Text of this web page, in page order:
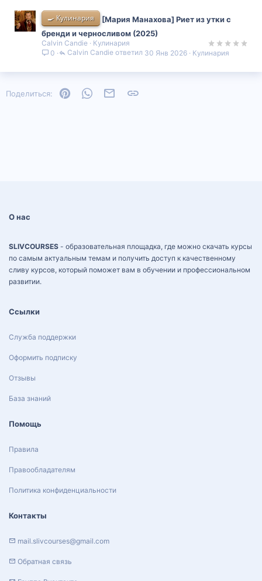
🍳 Кулинария
[Мария Манахова] Риет из утки с
бренди и черносливом (2025)
Calvin Candie
Кулинария
0
Кулинария
30 Янв 2026
Calvin Candie
Поделиться: PinterestWhatsAppЭлектронная почта
О нас
SLIVCOURSES - образовательная площадка, где можно скачать курсы
по самым актуальным темам и получить доступ к качественному
сливу курсов, который поможет вам в обучении и профессиональном
развитии.
Ссылки
Служба поддержки
Оформить подписку
Отзывы
База знаний
Помощь
Правила
Правообладателям
Политика конфиденциальности
Контакты
mail.slivcourses@gmail.com
Обратная связь